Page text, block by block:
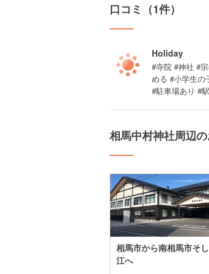
口コミ（1件）
Holiday
#寺院 #神社 #
める #小学生の
#駐車場あり #
相馬中村神社周辺
相馬市から南相馬市そ
江へ